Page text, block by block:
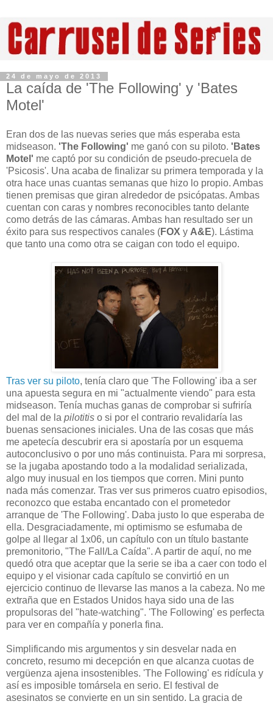
24 de mayo de 2013
La caída de 'The Following' y 'Bates
Motel'
Eran dos de las nuevas series que más esperaba esta
midseason. 'The Following' me ganó con su piloto. 'Bates
Motel' me captó por su condición de pseudo-precuela de
'Psicosis'. Una acaba de finalizar su primera temporada y la
otra hace unas cuantas semanas que hizo lo propio. Ambas
tienen premisas que giran alrededor de psicópatas. Ambas
cuentan con caras y nombres reconocibles tanto delante
como detrás de las cámaras. Ambas han resultado ser un
éxito para sus respectivos canales (FOX y A&E). Lástima
que tanto una como otra se caigan con todo el equipo.
Tras ver su piloto, tenía claro que 'The Following' iba a ser
una apuesta segura en mi "actualmente viendo" para esta
midseason. Tenía muchas ganas de comprobar si sufriría
del mal de la pilotitis o si por el contrario revalidaría las
buenas sensaciones iniciales. Una de las cosas que más
me apetecía descubrir era si apostaría por un esquema
autoconclusivo o por uno más continuista. Para mi sorpresa,
se la jugaba apostando todo a la modalidad serializada,
algo muy inusual en los tiempos que corren. Mini punto
nada más comenzar. Tras ver sus primeros cuatro episodios,
reconozco que estaba encantado con el prometedor
arranque de 'The Following'. Daba justo lo que esperaba de
ella. Desgraciadamente, mi optimismo se esfumaba de
golpe al llegar al 1x06, un capítulo con un título bastante
premonitorio, "The Fall/La Caída". A partir de aquí, no me
quedó otra que aceptar que la serie se iba a caer con todo el
equipo y el visionar cada capítulo se convirtió en un
ejercicio continuo de llevarse las manos a la cabeza. No me
extraña que en Estados Unidos haya sido una de las
propulsoras del "hate-watching". 'The Following' es perfecta
para ver en compañía y ponerla fina.
Simplificando mis argumentos y sin desvelar nada en
concreto, resumo mi decepción en que alcanza cuotas de
vergüenza ajena insostenibles. 'The Following' es ridícula y
así es imposible tomársela en serio. El festival de
asesinatos se convierte en un sin sentido. La gracia de